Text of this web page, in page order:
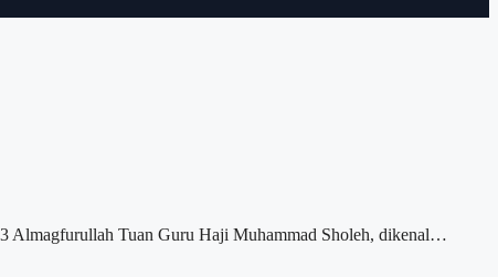
Almagfurullah Tuan Guru Haji Muhammad Sholeh, dikenal…